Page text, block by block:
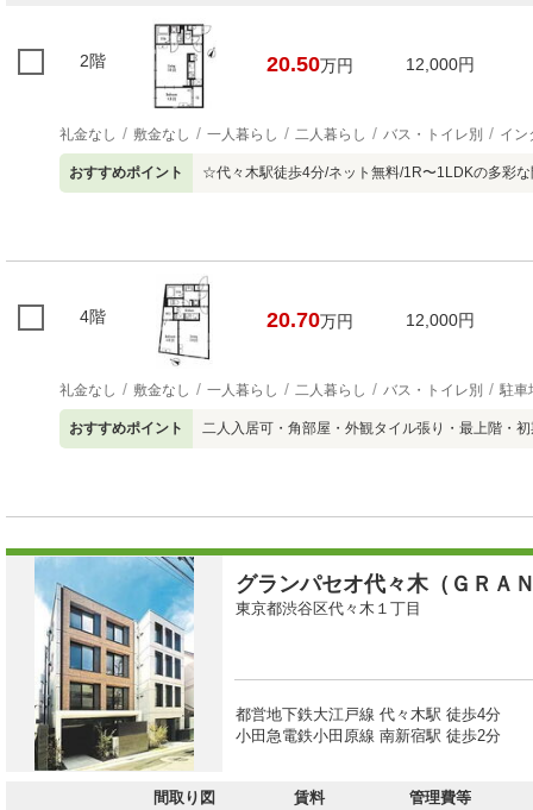
2階 20.50万円 12,000円
礼金なし 敷金なし 一人暮らし 二人暮らし バス・トイレ別 イン
おすすめポイント ☆代々木駅徒歩4分/ネット無料/1R〜1LDKの多彩
4階 20.70万円 12,000円
礼金なし 敷金なし 一人暮らし 二人暮らし バス・トイレ別 駐車
おすすめポイント 二人入居可・角部屋・外観タイル張り・最上階・
グランパセオ代々木（ＧＲ
東京都渋谷区代々木１丁目
都営地下鉄大江戸線 代々木駅 徒歩4分
小田急電鉄小田原線 南新宿駅 徒歩2分
間取り図 賃料 管理費等